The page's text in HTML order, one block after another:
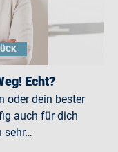
Echt?
oder dein bester
auch für dich
sehr…